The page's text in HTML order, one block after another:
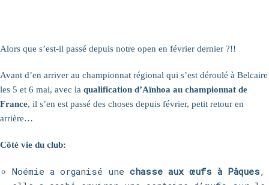
Alors que s’est-il passé depuis notre open en février dernier ?!!
Avant d’en arriver au championnat régional qui s’est déroulé à Belcaire
les 5 et 6 mai, avec la qualification d’Aïnhoa au championnat de
France, il s’en est passé des choses depuis février, petit retour en
arrière…
Côté vie du club:
Noémie a organisé une chasse aux œufs à Pâques,